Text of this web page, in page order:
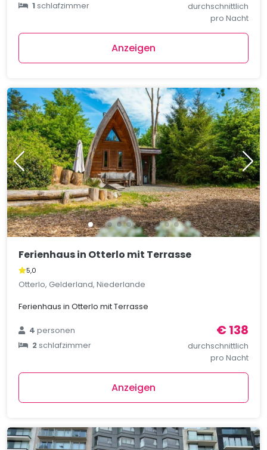
1schlafzimmer
durchschnittlich
pro Nacht
Anzeigen
Ferienhaus in Otterlo mit Terrasse
5,0
Otterlo, Gelderland, Niederlande
Ferienhaus in Otterlo mit Terrasse
4personen
2schlafzimmer
€ 138
durchschnittlich
pro Nacht
Anzeigen